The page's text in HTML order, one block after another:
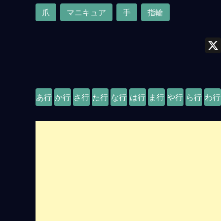
爪 マニキュア 手 指輪
あ行 か行 さ行 た行 な行 は行 ま行 や行 ら行 わ行